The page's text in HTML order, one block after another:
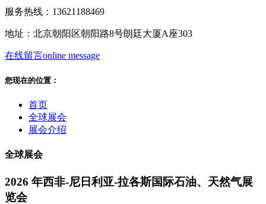
服务热线：13621188469
地址：北京朝阳区朝阳路8号朗廷大厦A座303
在线留言online message
您现在的位置：
首页
全球展会
展会介绍
全球展会
2026 年西非-尼日利亚-拉各斯国际石油、天然气展
览会